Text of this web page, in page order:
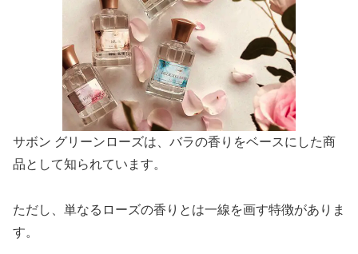
サボン グリーンローズは、バラの香りをベースにした商
品として知られています。
ただし、単なるローズの香りとは一線を画す特徴がありま
す。